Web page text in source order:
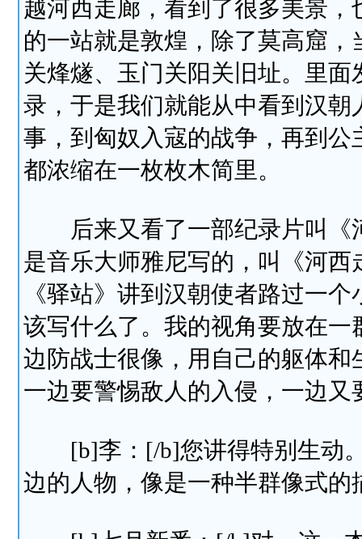
越河西走廊，看到了很多美景
的一站就是敦煌，除了莫高窟
关烽燧、玉门关阳关旧址。里
录，于是我们就能从中看到汉
事，到匈奴入寇的战争，再到
都浓缩在一枚枚木简里。
后来又看了一部纪录片叫《
是音乐大师雅尼写的，叫《河
《驿站》讲到汉朝使者路过一
该写什么了。我的视角要放在
边防战士很像，用自己的躯体
一边要警惕敌人的入侵，一边
[b]李：[/b]您讲得特别生动。
边的人物，像是一种半群像式的